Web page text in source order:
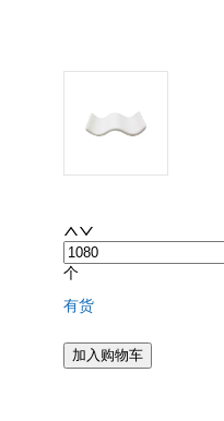
个
有货
加入购物车